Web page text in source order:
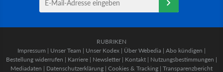
RUBRIKEN
Impressum | Unser Team | Unser Kodex | Über Webedia | Abo kündigen |
Bestellung widerrufen | Karriere | Newsletter | Kontakt | Nutzungsbestimmungen |
Mediadaten | Datenschutzerklärung | Cookies & Tracking | Transparenzbericht